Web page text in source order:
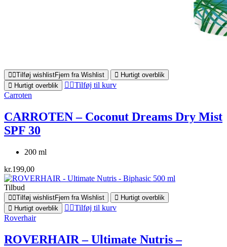
Tilføj wishlistFjern fra Wishlist
Hurtigt overblik
Hurtigt overblik
Tilføj til kurv
Carroten
CARROTEN – Coconut Dreams Dry Mist
SPF 30
200 ml
kr.199,00
Tilbud
Tilføj wishlistFjern fra Wishlist
Hurtigt overblik
Hurtigt overblik
Tilføj til kurv
Roverhair
ROVERHAIR – Ultimate Nutris –